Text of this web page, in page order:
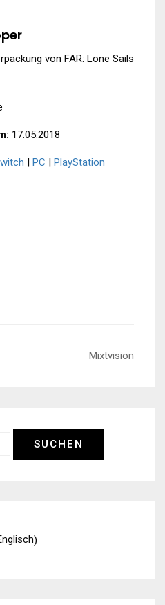
17.05.2018
| PC | PlayStation
Mixtvision
)